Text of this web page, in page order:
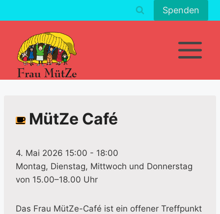
Inhalt
Spenden
MütZe Café
4. Mai 2026 15:00 - 18:00
Montag, Dienstag, Mittwoch und Donnerstag
von 15.00–18.00 Uhr
Das Frau MütZe-Café ist ein offener Treffpunkt